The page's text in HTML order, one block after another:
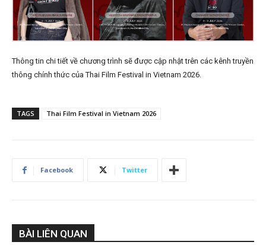
Thông tin chi tiết về chương trình sẽ được cập nhật trên các kênh truyền
thông chính thức của Thai Film Festival in Vietnam 2026.
TAGS Thai Film Festival in Vietnam 2026
Facebook Twitter
BÀI LIÊN QUAN